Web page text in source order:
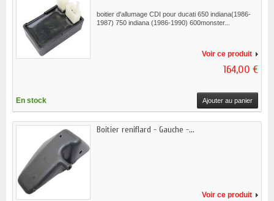
boitier d'allumage CDI pour ducati 650 indiana(1986-
1987) 750 indiana (1986-1990) 600monster...
Voir ce produit
164,00 €
En stock Ajouter au panier
Boitier reniflard - Gauche -...
Voir ce produit